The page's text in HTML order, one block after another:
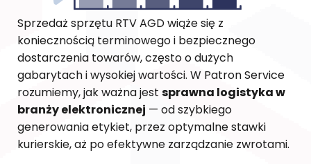
Sprzedaż sprzętu RTV AGD wiąże się z
koniecznością terminowego i bezpiecznego
dostarczenia towarów, często o dużych
gabarytach i wysokiej wartości. W Patron Service
rozumiemy, jak ważna jest sprawna logistyka w
branży elektronicznej — od szybkiego
generowania etykiet, przez optymalne stawki
kurierskie, aż po efektywne zarządzanie zwrotami.